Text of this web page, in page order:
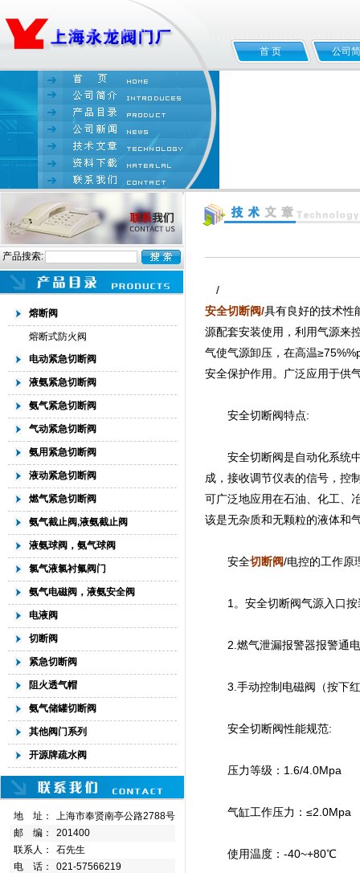
首 页 公司
产品搜索:
熔断阀
熔断式防火阀
电动紧急切断阀
液氨紧急切断阀
氨气紧急切断阀
气动紧急切断阀
氨用紧急切断阀
液动紧急切断阀
燃气紧急切断阀
氨气截止阀,液氨截止阀
液氨球阀，氨气球阀
氯气液氯衬氟阀门
氨气电磁阀，液氨安全阀
电液阀
切断阀
紧急切断阀
阻火透气帽
氨气储罐切断阀
其他阀门系列
开源牌疏水阀
地 址：
上海市奉贤南亭公路2788号
邮 编：
201400
联系人：
石先生
电 话：
021-57566219
/
安全切断阀/具有良好的技术性
源配套安装使用，利用气源来
气使气源卸压，在高温
安全保护作用。广泛应用于供
安全切断阀特点:
安全切断阀是自动化系统中
成，接收调节仪表的信号，控
可广泛地应用在石油、化工、
该是无杂质和无颗粒的液体和
安全切断阀/电控的工作原
1。安全切断阀气源入口按
2.燃气泄漏报警器报警通电
3.手动控制电磁阀（按下红
安全切断阀性能规范:
压力等级：1.6/4.0Mpa
气缸工作压力：≤2.0Mpa
使用温度：-40~+80℃